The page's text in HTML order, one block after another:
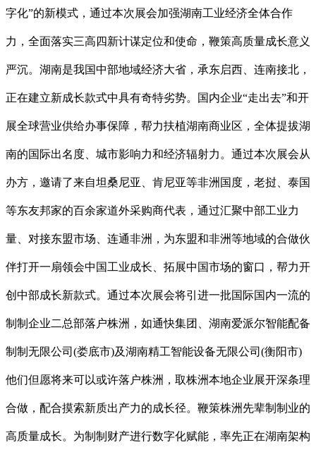
字化”的新模式，通过本次展会加强湖南工业经济全体合作
力，全面落实三高四新计谋定位和使命，鞭策高质量成长意义
严沉。湖南是我国中部地域经济大省，承东启西、连南接北，
正在建立新成长款式中具有奇特劣势。国内企业“走出去”和开
展全球营业供给办事保障，帮力扶植湖南商业区，全体提拔湖
南的国际出名度、城市影响力和经济辐射力。通过本次展会从
办方，邀请了来自坦桑尼亚、肯尼亚等非洲国度，老挝、泰国
等东友邦家的百余家道外采购商代表，通过汇聚中部工业力
量、对接东盟市场、连通非洲，为东盟和非洲等地域的合做伙
伴打开一扇领会中国工业成长、拓展中国市场的窗口，帮力开
创中部成长新款式。通过本次展会将引进一批国际国内一流的
制制企业二总部落户株洲，如通快集团、湖南爱派尔智能配备
制制无限公司(娄底市)及湖南精工智能设备无限公司(衡阳市)
他们但愿将来可以或许落户株洲，取株洲本地企业展开深条理
合做，配合摸索新质出产力的成长径。鞭策株洲先辈制制业的
高质量成长。为制制财产进行数字化赋能，率先正在湖南架构